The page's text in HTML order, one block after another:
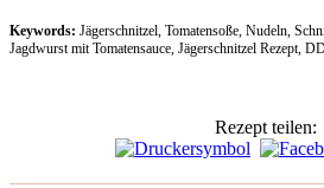
Keywords: Jägerschnitzel, Tomatensoße, Nudeln,
Jagdwurst mit Tomatensauce, Jägerschnitzel Rezept,
Rezept teilen: